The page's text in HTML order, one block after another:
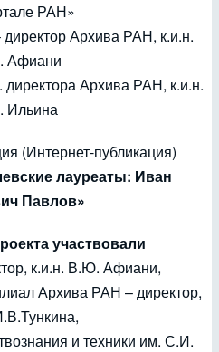
РАН»
директор Архива РАН, к.и.н.
Афиани
директора Архива РАН, к.и.н.
Ильина
(Интернет-публикация)
лауреаты: Иван
Павлов»
участвовали
к.и.н. В.Ю. Афиани,
Архива РАН – директор,
и техники им. С.И.